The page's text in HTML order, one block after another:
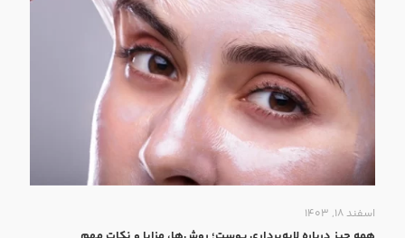
اسفند ۱۸, ۱۴۰۳